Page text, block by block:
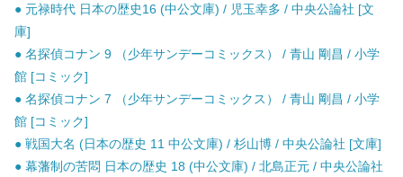
● 元禄時代 日本の歴史16 (中公文庫) / 児玉幸多 / 中央公論社 [文
庫]
● 名探偵コナン 9 （少年サンデーコミックス） / 青山 剛昌 / 小学
館 [コミック]
● 名探偵コナン 7 （少年サンデーコミックス） / 青山 剛昌 / 小学
館 [コミック]
● 戦国大名 (日本の歴史 11 中公文庫) / 杉山博 / 中央公論社 [文庫]
● 幕藩制の苦悶 日本の歴史 18 (中公文庫) / 北島正元 / 中央公論社